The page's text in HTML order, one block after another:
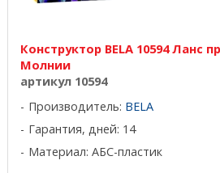
Конструктор BELA 10594 Ланс
Молнии
артикул 10594
Производитель: BELA
Гарантия, дней: 14
Материал: АБС-пластик